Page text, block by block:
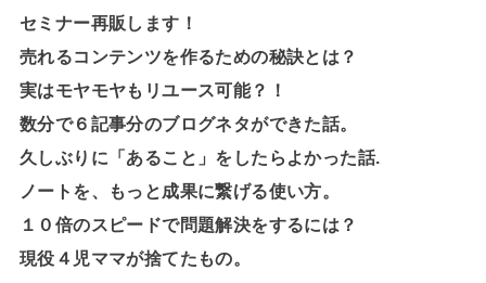
セミナー再販します！
売れるコンテンツを作るための秘訣とは？
実はモヤモヤもリユース可能？！
数分で６記事分のブログネタができた話。
久しぶりに「あること」をしたらよかった話.
ノートを、もっと成果に繋げる使い方。
１０倍のスピードで問題解決をするには？
現役４児ママが捨てたもの。